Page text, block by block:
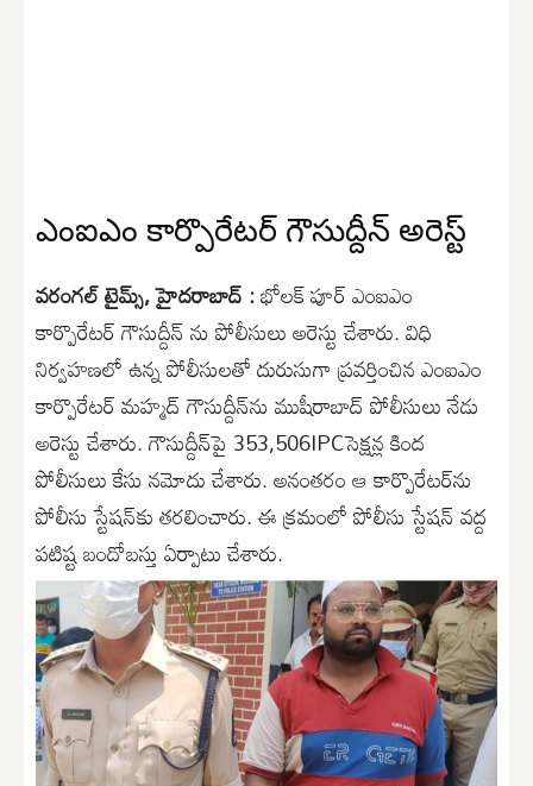
ఎంఐఎం కార్పొరేట‌ర్ గౌసుద్దీన్ అరెస్ట్
వరంగల్ టైమ్స్, హైదరాబాద్ :భోలక్ పూర్ ఎంఐఎం
కార్పొరేటర్ గౌసుద్దీన్ ను పోలీసులు అరెస్టు చేశారు. విధి
నిర్వ‌హ‌ణ‌లో ఉన్న పోలీసుల‌తో దురుసుగా ప్ర‌వ‌ర్తించిన ఎంఐఎం
కార్పొరేట‌ర్ మ‌హ్మ‌ద్ గౌసుద్దీన్‌ను ముషీరాబాద్ పోలీసులు నేడు
అరెస్టు చేశారు. గౌసుద్దీన్‌పై 353,506IPCసెక్ష‌న్ల కింద
పోలీసులు కేసు న‌మోదు చేశారు. అనంత‌రం ఆ కార్పొరేట‌ర్‌ను
పోలీసు స్టేష‌న్‌కు త‌ర‌లించారు. ఈ క్ర‌మంలో పోలీసు స్టేష‌న్ వ‌ద్ద
ప‌టిష్ట బందోబ‌స్తు ఏర్పాటు చేశారు.